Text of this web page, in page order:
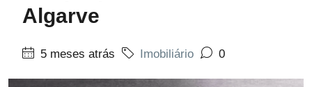
Algarve
5 meses atrás Imobiliário 0